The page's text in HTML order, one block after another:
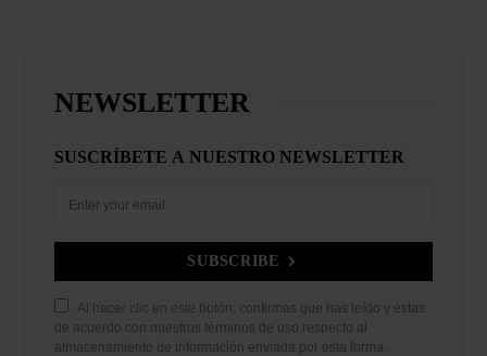
NEWSLETTER
SUSCRÍBETE A NUESTRO NEWSLETTER
SUBSCRIBE
Al hacer clic en este botón, confirmas que has leído y estas
de acuerdo con nuestros términos de uso respecto al
almacenamiento de información enviada por esta forma.